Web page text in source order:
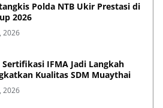
Polda NTB Ukir Prestasi di
2026
2026
Sertifikasi IFMA Jadi Langkah
Kualitas SDM Muaythai
2026